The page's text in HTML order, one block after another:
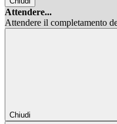
Attendere...
Attendere il completamento
Chiudi